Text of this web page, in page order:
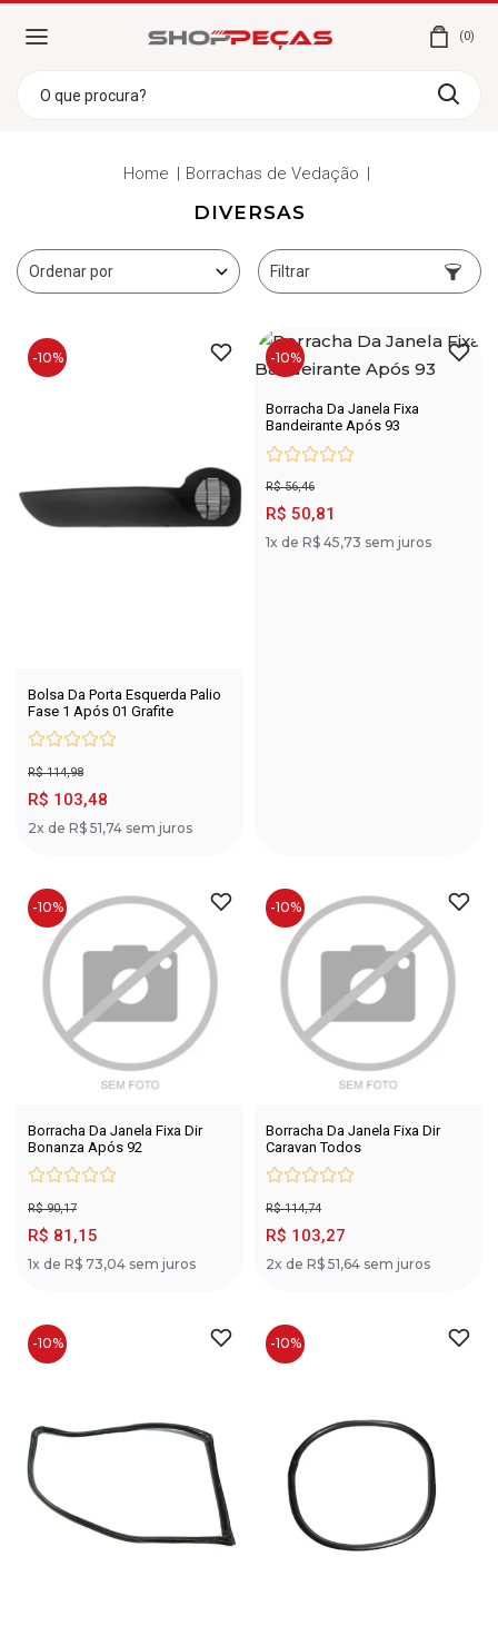
0
Home Borrachas de Vedação
DIVERSAS
Filtrar
-10%
Bolsa Da Porta Esquerda Palio
Fase 1 Após 01 Grafite
R$ 114,98
R$ 103,48
2x de R$ 51,74 sem juros
-10%
Borracha Da Janela Fixa
Bandeirante Após 93
R$ 56,46
R$ 50,81
1x de R$ 45,73 sem juros
-10%
Borracha Da Janela Fixa Dir
Bonanza Após 92
R$ 90,17
R$ 81,15
1x de R$ 73,04 sem juros
-10%
Borracha Da Janela Fixa Dir
Caravan Todos
R$ 114,74
R$ 103,27
2x de R$ 51,64 sem juros
-10% -10%